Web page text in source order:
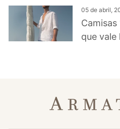
05 de abril,
Camisas
que